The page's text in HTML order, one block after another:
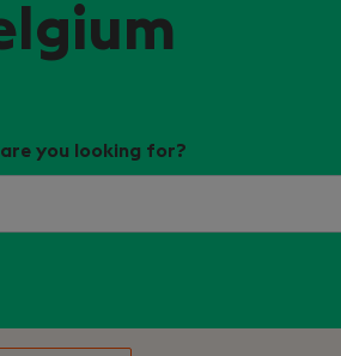
you looking for?